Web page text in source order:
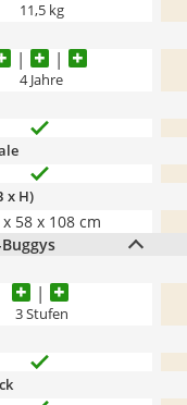
11,5 kg
4 Jahre
x H)
58 x 108 cm
3 Stufen